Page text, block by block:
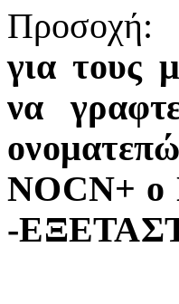
Προσοχή:
για τους
να
NOCN+ ο
-